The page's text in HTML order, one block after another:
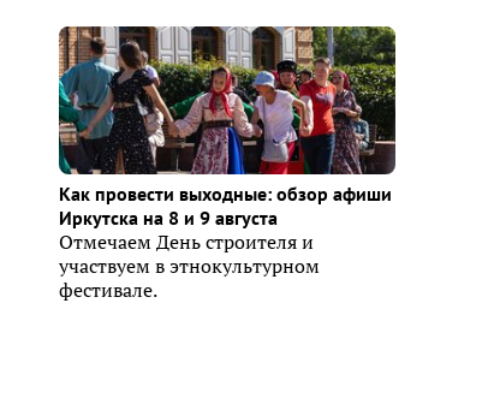
Как провести выходные: обзор афиши
Иркутска на 8 и 9 августа
Отмечаем День строителя и
участвуем в этнокультурном
фестивале.